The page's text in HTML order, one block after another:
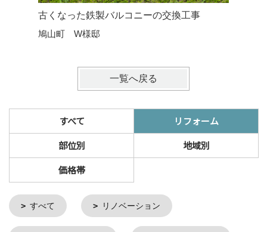
古くなった鉄製バルコニーの交換工事
鳩山町 W様邸
一覧へ戻る
すべて
リフォーム
部位別
地域別
価格帯
すべて リノベーション